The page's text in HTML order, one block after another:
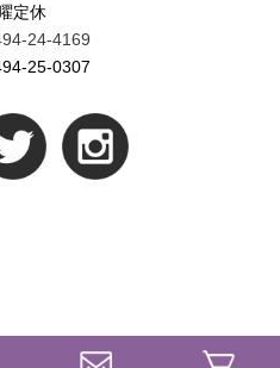
定休
24-4169
25-0307